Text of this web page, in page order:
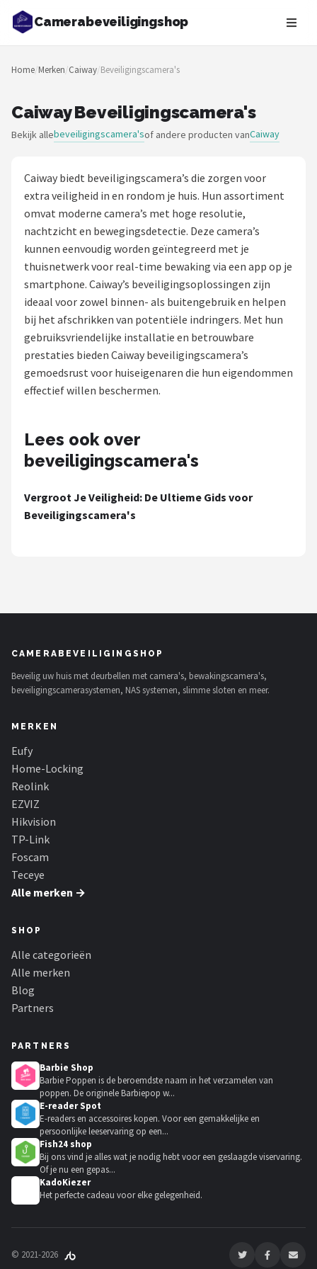
Camerabeveiligingshop
Zoeken
NAVIGATIE
Merken
Beveiligingscamera's
Camera Deurbellen
NAS
Shop
POPULAIRE MERKEN
Eufy
Home-Locking
Reolink
EZVIZ
Hikvision
ieGeek
Home/Merken/Caiway/Beveiligingscamera's
Caiway Beveiligingscamera's
Bekijk allebeveiligingscamera'sof andere producten vanCaiway
Caiway biedt beveiligingscamera’s die zorgen voor
extra veiligheid in en rondom je huis. Hun assortiment
omvat moderne camera’s met hoge resolutie,
nachtzicht en bewegingsdetectie. Deze camera’s
kunnen eenvoudig worden geïntegreerd met je
thuisnetwerk voor real-time bewaking via een app op je
smartphone. Caiway’s beveiligingsoplossingen zijn
ideaal voor zowel binnen- als buitengebruik en helpen
bij het afschrikken van potentiële indringers. Met hun
gebruiksvriendelijke installatie en betrouwbare
prestaties bieden Caiway beveiligingscamera’s
gemoedsrust voor huiseigenaren die hun eigendommen
effectief willen beschermen.
Lees ook over
beveiligingscamera's
Vergroot Je Veiligheid: De Ultieme Gids voor
Beveiligingscamera's
CAMERABEVEILIGINGSHOP
Beveilig uw huis met deurbellen met camera's, bewakingscamera's,
beveiligingscamerasystemen, NAS systemen, slimme sloten en meer.
MERKEN
Eufy
Home-Locking
Reolink
EZVIZ
Hikvision
TP-Link
Foscam
Teceye
Alle merken →
SHOP
Alle categorieën
Alle merken
Blog
Partners
PARTNERS
Barbie Shop
Barbie Poppen is de beroemdste naam in het verzamelen van
poppen. De originele Barbiepop w...
E-reader Spot
E-readers en accessoires kopen. Voor een gemakkelijke en
persoonlijke leeservaring op een...
Fish24 shop
Bij ons vind je alles wat je nodig hebt voor een geslaagde viservaring.
Of je nu een gepas...
KadoKiezer
Het perfecte cadeau voor elke gelegenheid.
© 2021-2026